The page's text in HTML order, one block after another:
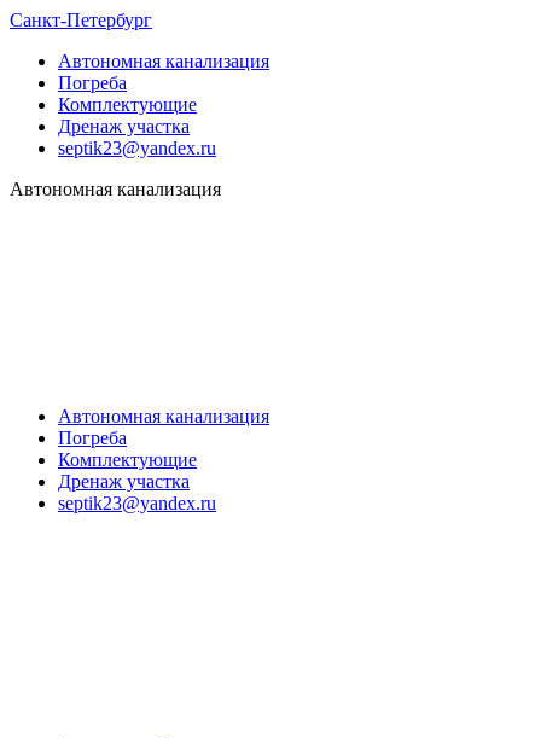
Санкт-Петербург
Автономная канализация
Погреба
Комплектующие
Дренаж участка
septik23@yandex.ru
Автономная канализация
Автономная канализация
Погреба
Комплектующие
Дренаж участка
septik23@yandex.ru